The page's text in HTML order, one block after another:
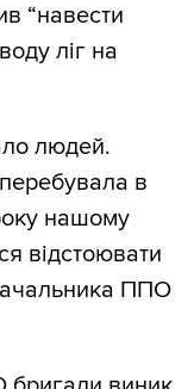
“навести
ліг на
людей.
в
нашому
відстоювати
ППО